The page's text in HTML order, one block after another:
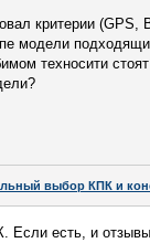
критерии (GPS,
модели
техносити
выбор КПК и
Если есть, и